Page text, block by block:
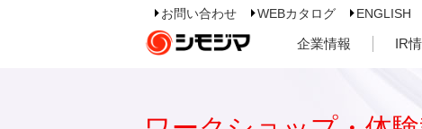
お問い合わせ WEBカタログ ENGLISH
企業情報 IR